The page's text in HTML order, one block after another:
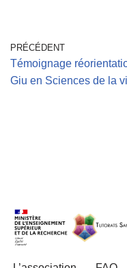
PRÉCÉDENT
Témoignage
Giu en Sciences de la